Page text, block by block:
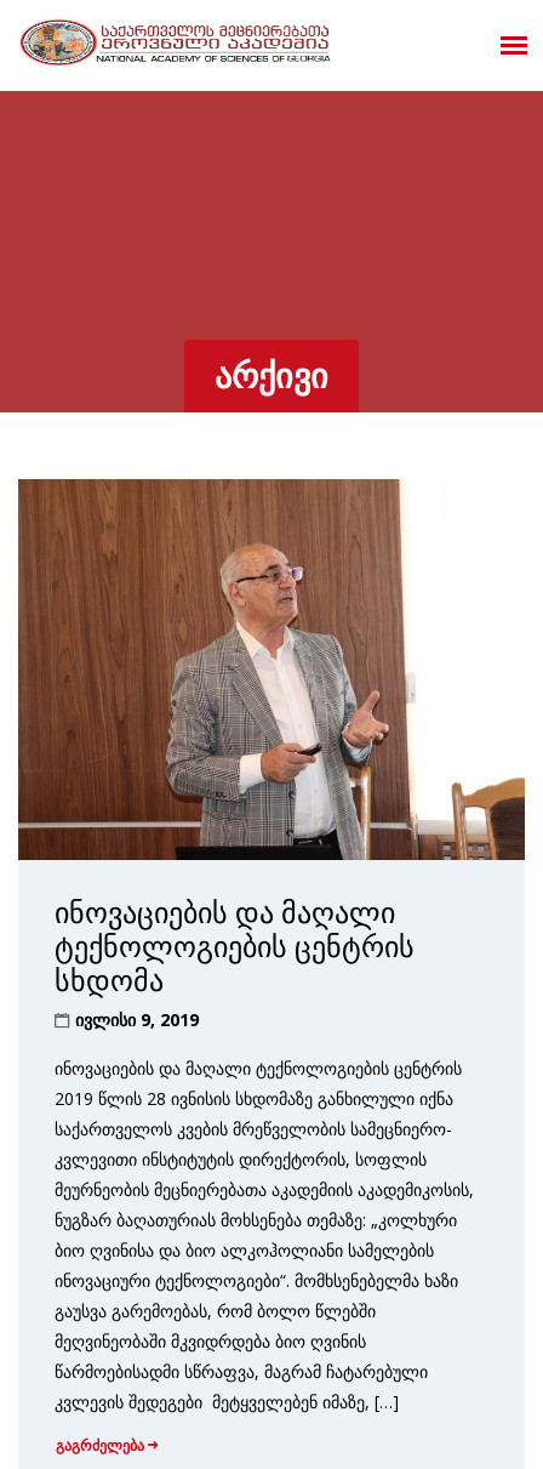
ᲐᲠᲥᲘᲕᲘ
ინოვაციების და მაღალი
ტექნოლოგიების ცენტრის
სხდომა
ივლისი 9, 2019
ინოვაციების და მაღალი ტექნოლოგიების ცენტრის
2019 წლის 28 ივნისის სხდომაზე განხილული იქნა
საქართველოს კვების მრეწველობის სამეცნიერო-
კვლევითი ინსტიტუტის დირექტორის, სოფლის
მეურნეობის მეცნიერებათა აკადემიის აკადემიკოსის,
ნუგზარ ბაღათურიას მოხსენება თემაზე: „კოლხური
ბიო ღვინისა და ბიო ალკოჰოლიანი სამელების
ინოვაციური ტექნოლოგიები“. მომხსენებელმა ხაზი
გაუსვა გარემოებას, რომ ბოლო წლებში
მეღვინეობაში მკვიდრდება ბიო ღვინის
წარმოებისადმი სწრაფვა, მაგრამ ჩატარებული
კვლევის შედეგები მეტყველებენ იმაზე, […]
გაგრძელება